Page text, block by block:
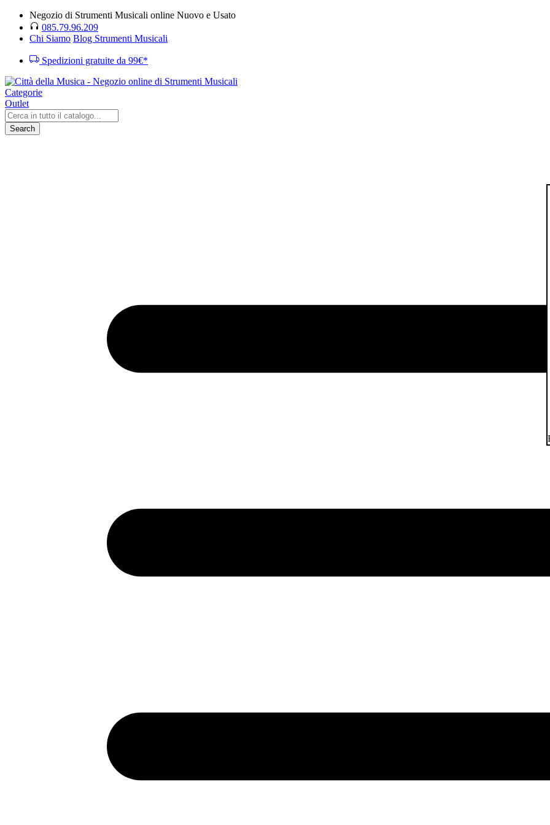
Negozio di Strumenti Musicali online Nuovo e Usato
085.79.96.209
Chi Siamo Blog Strumenti Musicali
Spedizioni gratuite da 99€*
Categorie
Outlet
Search